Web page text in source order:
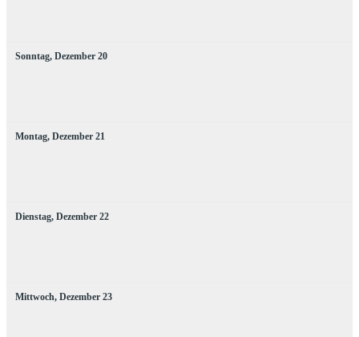
Sonntag, Dezember 20
Montag, Dezember 21
Dienstag, Dezember 22
Mittwoch, Dezember 23